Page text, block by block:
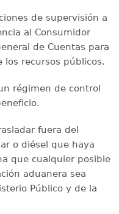
de supervisión a
al Consumidor
de Cuentas para
los recursos públicos.
régimen de control
fuera del
o diésel que haya
que cualquier posible
aduanera sea
Público y de la